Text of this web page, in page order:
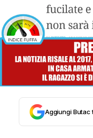
STORIA E
COMPLOTTI,
EVERGREEN
Aggiungi Butac